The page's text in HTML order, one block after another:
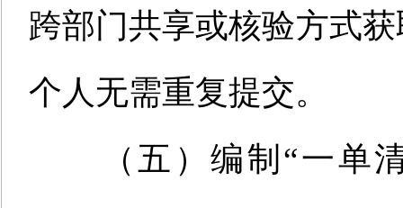
跨部门共享或核验方式
个人无需重复提交。
（五）编制 “一单